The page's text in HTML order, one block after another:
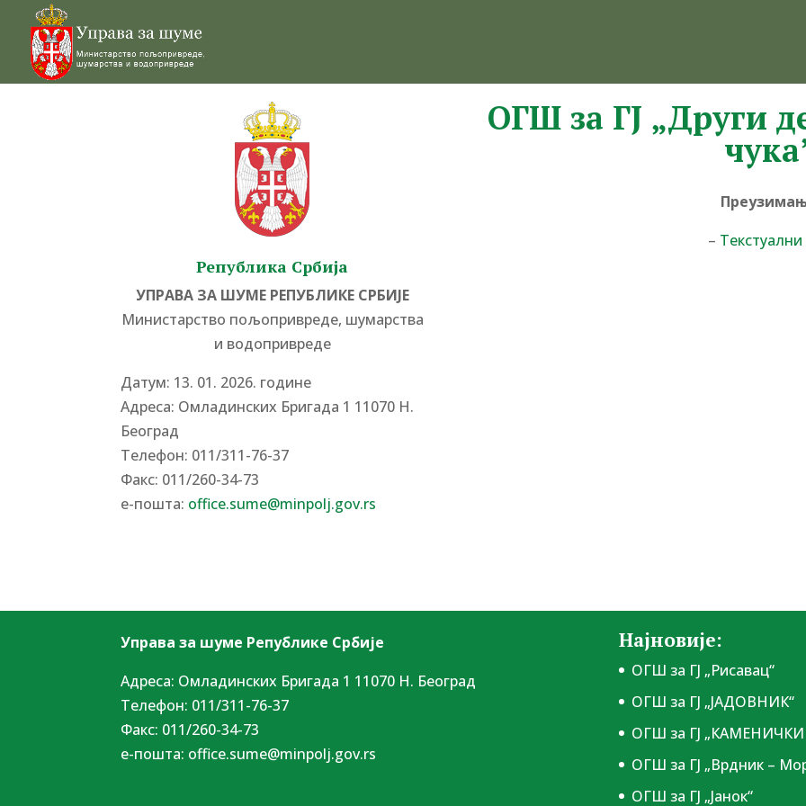
Република Србија
УПРАВА ЗА ШУМЕ РЕПУБЛИКЕ СРБИЈЕ
Министарство пољопривреде, шумарства
и водопривреде
Датум: 13. 01. 2026. године
Адреса: Омладинских Бригада 1 11070 Н.
Београд
Tелефон: 011/311-76-37
Факс: 011/260-34-73
е-пошта: office.sume@minpolj.gov.rs
ОГШ за ГЈ „Други
–
Управа за шуме Републике Србије
Адреса: Омладинских Бригада 1 11070 Н. Београд
Tелефон: 011/311-76-37
Факс: 011/260-34-73
е-пошта: office.sume@minpolj.gov.rs
Најновије:
ОГШ за ГЈ „Рисавац“
ОГШ за ГЈ „ЈАДОВНИК“
ОГШ за ГЈ „КАМЕНИЧКИ
ОГШ за ГЈ „Врдник –
ОГШ за ГЈ „Јанок“